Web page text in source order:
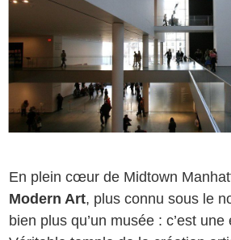
En plein cœur de Midtown
Modern Art, plus connu sous le
bien plus qu’un musée : c’est